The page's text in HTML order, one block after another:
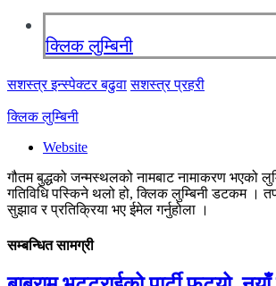
क्लिक लुम्बिनी
सशस्त्र इन्स्पेक्टर बढुवा सशस्त्र प्रहरी
क्लिक लुम्बिनी
Website
गौतम बुद्धको जन्मस्थलको नामबाट नामाकरण भएको
गतिविधि पस्किने थलो हो, क्लिक लुम्बिनी डटकम ।
सुझाव र प्रतिक्रिया भए ईमेल गर्नुहोला ।
सम्बन्धित सामग्री